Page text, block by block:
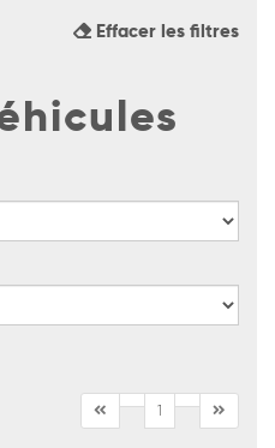
Effacer les filtres
1